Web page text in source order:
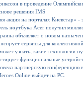
в проведение
решения IMS
акция на порталах Киевстар»
ноутбука Acer получил
объявляет о новом
сервисы для
узнать, какие технологии
функциональные
партнерскую конференцию
Online выйдет на PC.